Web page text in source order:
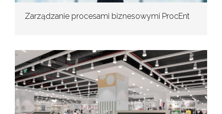
Zarządzanie procesami biznesowymi ProcEnt